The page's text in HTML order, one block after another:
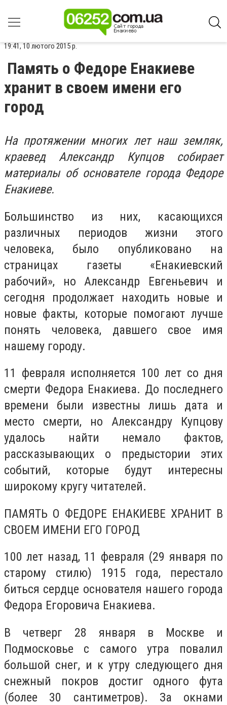
19:41, 10 лютого 2015 р.
Память о Федоре Енакиеве
хранит в своем имени его
город
На протяжении многих лет наш земляк,
краевед Александр Купцов собирает
материалы об основателе города Федоре
Енакиеве.
Большинство из них, касающихся
различных периодов жизни этого
человека, было опубликовано на
страницах газеты «Енакиевский
рабочий», но Александр Евгеньевич и
сегодня продолжает находить новые и
новые факты, которые помогают лучше
понять человека, давшего свое имя
нашему городу.
11 февраля исполняется 100 лет со дня
смерти Федора Енакиева. До последнего
времени были известны лишь дата и
место смерти, но Александру Купцову
удалось найти немало фактов,
рассказывающих о предыстории этих
событий, которые будут интересны
широкому кругу читателей.
ПАМЯТЬ О ФЕДОРЕ ЕНАКИЕВЕ ХРАНИТ В
СВОЕМ ИМЕНИ ЕГО ГОРОД
100 лет назад, 11 февраля (29 января по
старому стилю) 1915 года, перестало
биться сердце основателя нашего города
Федора Егоровича Енакиева.
В четверг 28 января в Москве и
Подмосковье с самого утра повалил
большой снег, и к утру следующего дня
снежный покров достиг одного фута
(более 30 сантиметров). За окнами